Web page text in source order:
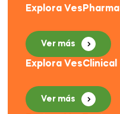
Explora VesPharma
Ver más
Explora VesClinical
Ver más